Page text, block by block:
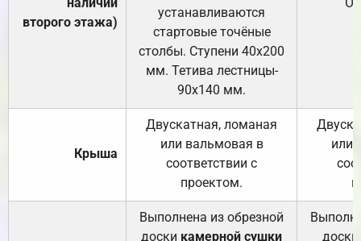
второго этажа)
устанавливаются
стартовые точёные
столбы. Ступени 40х200
мм. Тетива лестницы-
90х140 мм.
Крыша
Двускатная, ломаная
или вальмовая в
соответствии с
проектом.
или
Выполнена из обрезной
доски камерной сушки
доски